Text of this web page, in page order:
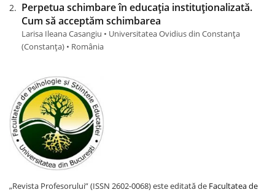
Perpetua schimbare în educația instituționalizată.
Cum să acceptăm schimbarea
Larisa Ileana Casangiu • Universitatea Ovidius din Constanța
(Constanţa) • România
„Revista Profesorului” (ISSN 2602-0068) este editată de Facultatea de